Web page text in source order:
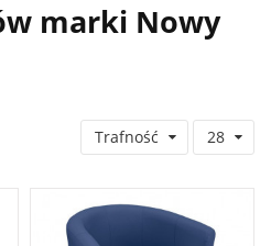
marki Nowy
Trafność 28